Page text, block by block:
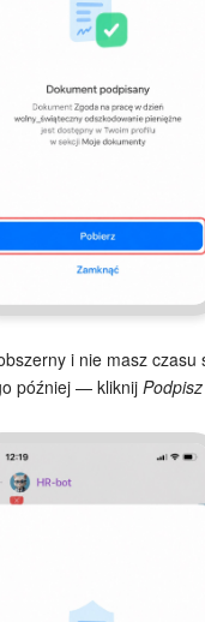
i nie masz czasu
później — kliknij